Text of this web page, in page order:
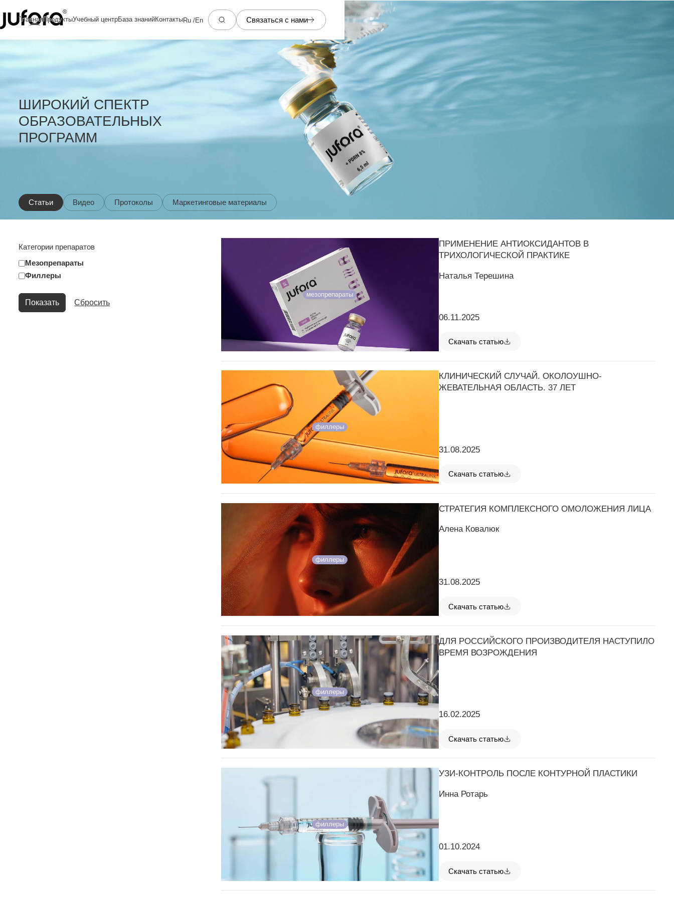
ГлавнаяПродуктыУчебный центрБаза знанийКонтактыRu /En Связаться с нами
Статьи Видео Протоколы Маркетинговые материалы
ШИРОКИЙ СПЕКТР
ОБРАЗОВАТЕЛЬНЫХ
ПРОГРАММ
Категории препаратов
Мезопрепараты
Филлеры
мезопрепараты
ПРИМЕНЕНИЕ АНТИОКСИДАНТОВ В
ТРИХОЛОГИЧЕСКОЙ ПРАКТИКЕ
Наталья Терешина
06.11.2025
Скачать статью
филлеры
КЛИНИЧЕСКИЙ СЛУЧАЙ. ОКОЛОУШНО-
ЖЕВАТЕЛЬНАЯ ОБЛАСТЬ. 37 ЛЕТ
31.08.2025
Скачать статью
филлеры
СТРАТЕГИЯ КОМПЛЕКСНОГО ОМОЛОЖЕНИЯ ЛИЦА
Алена Ковалюк
31.08.2025
Скачать статью
филлеры
ДЛЯ РОССИЙСКОГО ПРОИЗВОДИТЕЛЯ НАСТУПИЛО
ВРЕМЯ ВОЗРОЖДЕНИЯ
16.02.2025
Скачать статью
филлеры
УЗИ-КОНТРОЛЬ ПОСЛЕ КОНТУРНОЙ ПЛАСТИКИ
Инна Ротарь
01.10.2024
Скачать статью